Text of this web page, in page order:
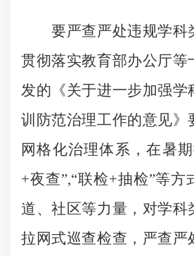
要严查严处违规学科
贯彻落实教育部办公厅等
发的《关于进一步加强学
训防范治理工作的意见》
网格化治理体系，在暑
+夜查”,“联检+抽检”等方
道、社区等力量，对学科
拉网式巡查检查，严查严